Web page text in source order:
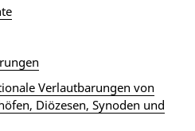
Verlautbarungen von
Diözesen, Synoden und